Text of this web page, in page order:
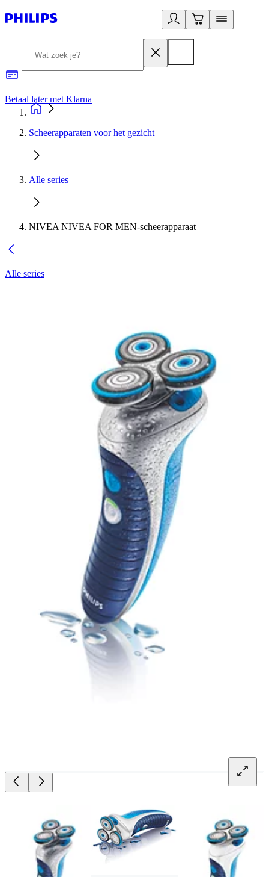
Betaal later met Klarna
Scheerapparaten voor het gezicht
Alle series
NIVEA NIVEA FOR MEN-scheerapparaat
Alle series